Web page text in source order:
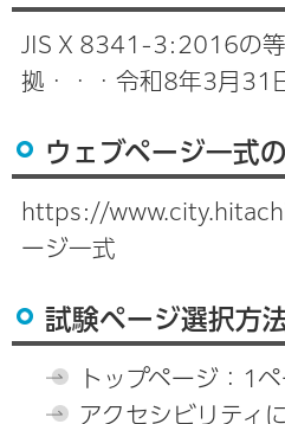
JIS X 8341-3:2016の
拠・・・令和8年3月31
ウェブページ一式
https://
ージ一式
試験ページ選択方
トップページ：1
アクセシビリティ